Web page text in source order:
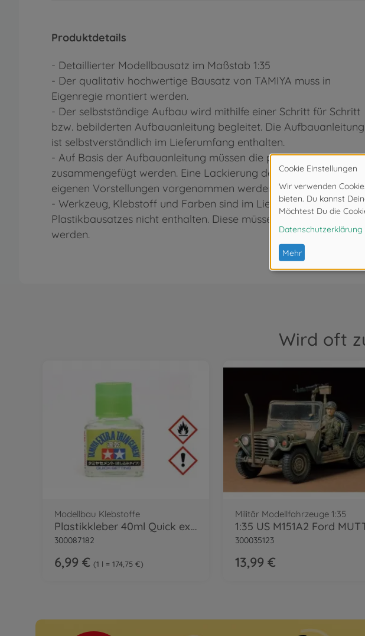
Produktdetails
- Detaillierter Modellbausatz im Maßstab 1:35
- Der qualitativ hochwertige Bausatz von TAMIYA muss in
Eigenregie montiert werden.
- Der selbstständige Aufbau wird mithilfe einer Schritt für Schritt
bzw. bebilderten Aufbauanleitung begleitet. Die Aufbauanleitung
ist selbstverständlich im Lieferumfang enthalten.
- Auf Basis der Aufbauanleitung müssen die passgenauen
zusammengefügt werden. Eine Lackierung der Teile kann nach
eigenen Vorstellungen vorgenommen werden.
- Werkzeug, Klebstoff und Farben sind im Lieferumfang des
Plastikbausatzes nicht enthalten. Diese müssen optional erworben
werden.
Wird oft
Modellbau Klebstoffe
Plastikkleber 40ml Quick extrad. Tamiya
300087182
6,99 € 1 l = 174,75 €
Militär Modellfahrzeuge 1:35
300035123
13,99 €